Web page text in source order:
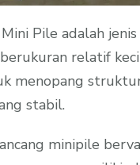
Pile adalah
relatif
menopang
stabil.
minipile